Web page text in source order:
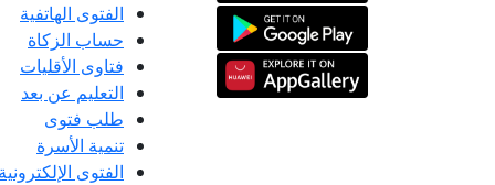
الفتوى الهاتفية
حساب الزكاة
فتاوى الأقليات
التعليم عن بعد
طلب فتوى
تنمية الأسرة
الفتوى الإلكترونية